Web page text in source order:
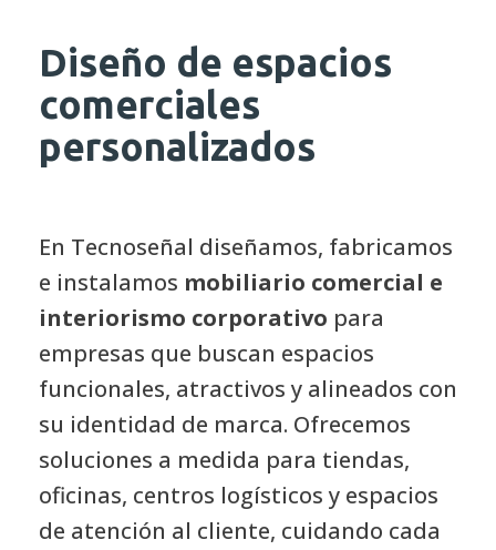
Diseño de espacios
comerciales
personalizados
e instalamosmobiliario comercial e
interiorismo corporativopara
empresas que buscan espacios
funcionales, atractivos y alineados con
su identidad de marca. Ofrecemos
soluciones a medida para tiendas,
oficinas, centros logísticos y espacios
de atención al cliente, cuidando cada
detalle desde el diseño hasta la